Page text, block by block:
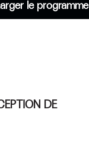
le programme
DE